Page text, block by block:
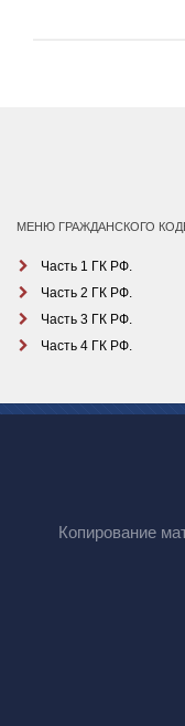
МЕНЮ ГРАЖДАНСКОГО
Часть 1 ГК РФ.
Часть 2 ГК РФ.
Часть 3 ГК РФ.
Часть 4 ГК РФ.
Копирование